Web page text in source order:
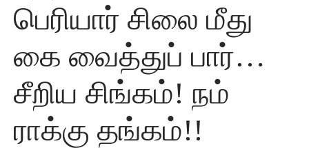
பெரியார் சிலை மீது
கை வைத்துப் பார்…
சீறிய சிங்கம்! நம்
ராக்கு தங்கம்!‌!